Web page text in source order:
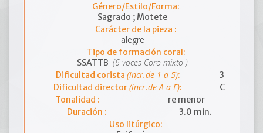
Género/Estilo/Forma:
Sagrado ; Motete
Carácter de la pieza :
alegre
Tipo de formación coral:
SSATTB (6 voces Coro mixto )
Dificultad corista (incr.de 1 a 5):
3
Dificultad director(incr.de A a E):
C
Tonalidad :
re menor
Duración :
3.0 min.
Uso litúrgico: